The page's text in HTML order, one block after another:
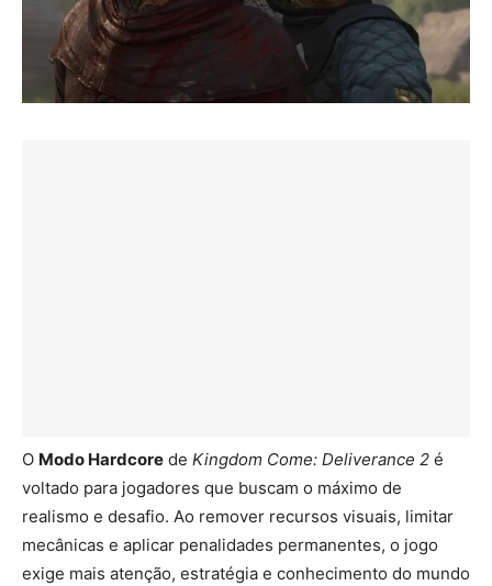
O Modo Hardcore de Kingdom Come: Deliverance 2 é
voltado para jogadores que buscam o máximo de
realismo e desafio. Ao remover recursos visuais, limitar
mecânicas e aplicar penalidades permanentes, o jogo
exige mais atenção, estratégia e conhecimento do mundo